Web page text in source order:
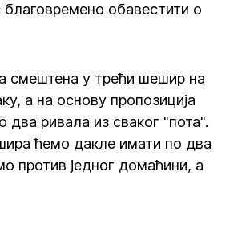
обавестити о
смештена у трећи шешир на
а на основу пропозиција
два ривала из сваког "пота".
ћемо дакле имати по два
против једног домаћини, а